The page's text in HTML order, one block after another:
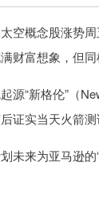
概念股涨势周
财富想象，但同
“新格伦”（
证实当天火箭测
来为亚马逊的“